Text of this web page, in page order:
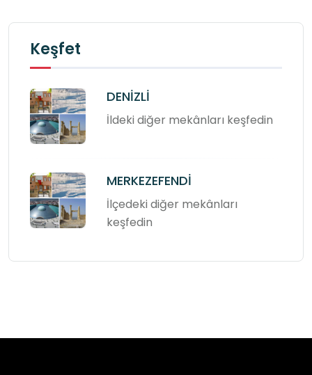
Keşfet
DENİZLİ
İldeki diğer mekânları keşfedin
MERKEZEFENDİ
İlçedeki diğer mekânları
keşfedin